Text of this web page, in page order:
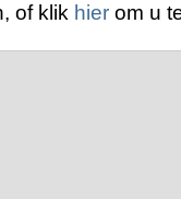
of klik hier om u